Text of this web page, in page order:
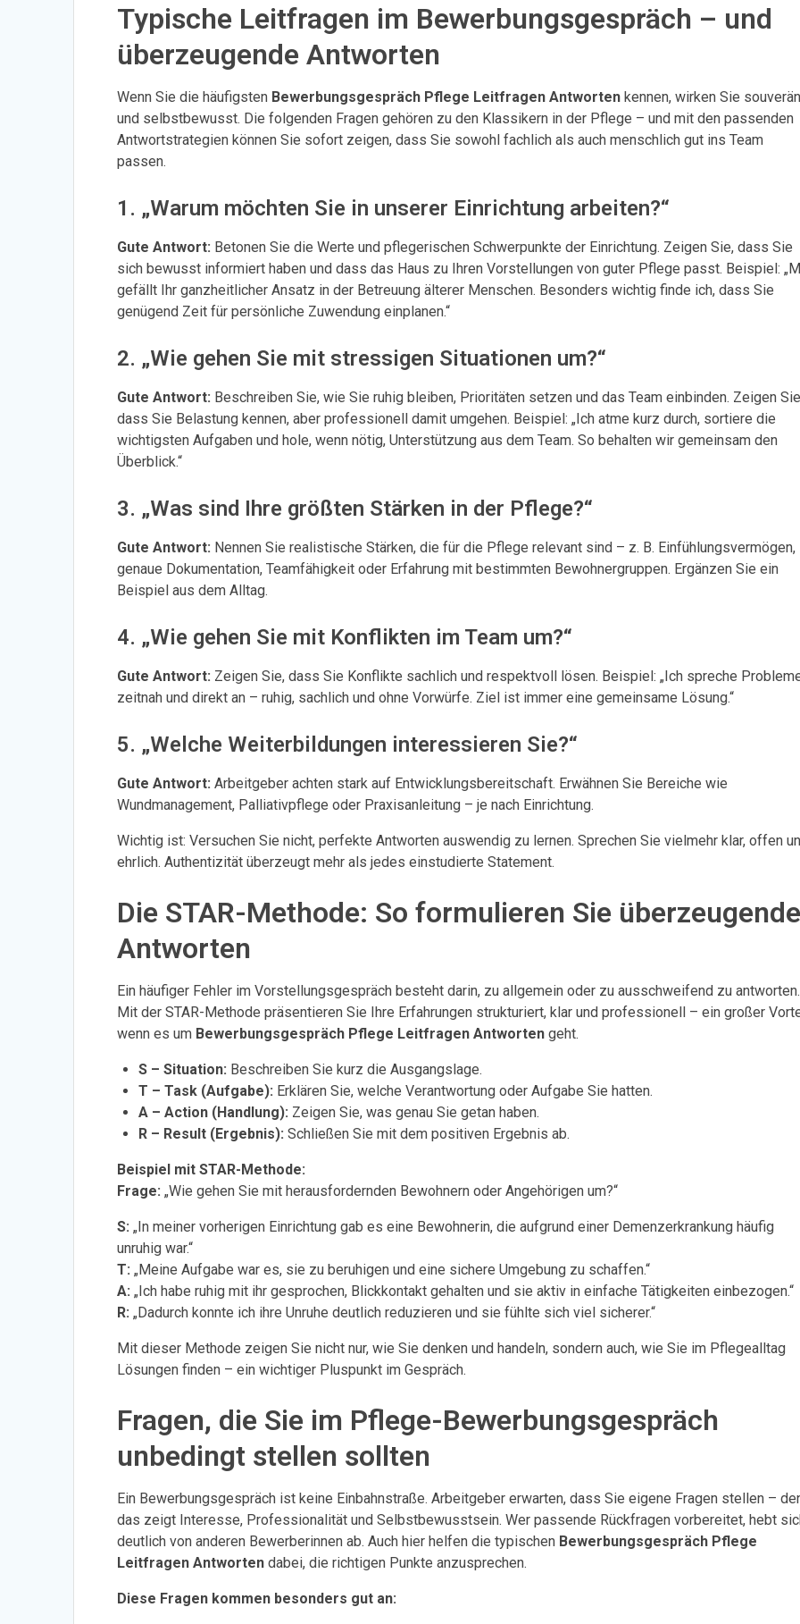
Typische Leitfragen im Bewerbungsgespräch – und
überzeugende Antworten
Wenn Sie die häufigsten Bewerbungsgespräch Pflege Leitfragen Antworten kennen, wirken Sie
und selbstbewusst. Die folgenden Fragen gehören zu den Klassikern in der Pflege – und mit den passenden
Antwortstrategien können Sie sofort zeigen, dass Sie sowohl fachlich als auch menschlich gut ins Team
passen.
1. „Warum möchten Sie in unserer Einrichtung arbeiten?“
Gute Antwort: Betonen Sie die Werte und pflegerischen Schwerpunkte der Einrichtung. Zeigen Sie, dass Sie
sich bewusst informiert haben und dass das Haus zu Ihren Vorstellungen von guter Pflege passt. Beispiel:
gefällt Ihr ganzheitlicher Ansatz in der Betreuung älterer Menschen. Besonders wichtig finde ich, dass Sie
genügend Zeit für persönliche Zuwendung einplanen.“
2. „Wie gehen Sie mit stressigen Situationen um?“
Gute Antwort: Beschreiben Sie, wie Sie ruhig bleiben, Prioritäten setzen und das Team einbinden. Zeigen
dass Sie Belastung kennen, aber professionell damit umgehen. Beispiel: „Ich atme kurz durch, sortiere die
wichtigsten Aufgaben und hole, wenn nötig, Unterstützung aus dem Team. So behalten wir gemeinsam den
Überblick.“
3. „Was sind Ihre größten Stärken in der Pflege?“
Gute Antwort: Nennen Sie realistische Stärken, die für die Pflege relevant sind – z. B. Einfühlungsvermögen,
genaue Dokumentation, Teamfähigkeit oder Erfahrung mit bestimmten Bewohnergruppen. Ergänzen Sie ein
Beispiel aus dem Alltag.
4. „Wie gehen Sie mit Konflikten im Team um?“
Gute Antwort: Zeigen Sie, dass Sie Konflikte sachlich und respektvoll lösen. Beispiel: „Ich spreche
zeitnah und direkt an – ruhig, sachlich und ohne Vorwürfe. Ziel ist immer eine gemeinsame Lösung.“
5. „Welche Weiterbildungen interessieren Sie?“
Gute Antwort: Arbeitgeber achten stark auf Entwicklungsbereitschaft. Erwähnen Sie Bereiche wie
Wundmanagement, Palliativpflege oder Praxisanleitung – je nach Einrichtung.
Wichtig ist: Versuchen Sie nicht, perfekte Antworten auswendig zu lernen. Sprechen Sie vielmehr klar, offen
ehrlich. Authentizität überzeugt mehr als jedes einstudierte Statement.
Die STAR-Methode: So formulieren Sie
Antworten
Ein häufiger Fehler im Vorstellungsgespräch besteht darin, zu allgemein oder zu ausschweifend zu antworten.
Mit der STAR-Methode präsentieren Sie Ihre Erfahrungen strukturiert, klar und professionell – ein großer
wenn es um Bewerbungsgespräch Pflege Leitfragen Antworten geht.
S – Situation: Beschreiben Sie kurz die Ausgangslage.
T – Task (Aufgabe): Erklären Sie, welche Verantwortung oder Aufgabe Sie hatten.
A – Action (Handlung): Zeigen Sie, was genau Sie getan haben.
R – Result (Ergebnis): Schließen Sie mit dem positiven Ergebnis ab.
Beispiel mit STAR-Methode:
Frage: „Wie gehen Sie mit herausfordernden Bewohnern oder Angehörigen um?“
S: „In meiner vorherigen Einrichtung gab es eine Bewohnerin, die aufgrund einer Demenzerkrankung häufig
unruhig war.“
T: „Meine Aufgabe war es, sie zu beruhigen und eine sichere Umgebung zu schaffen.“
A: „Ich habe ruhig mit ihr gesprochen, Blickkontakt gehalten und sie aktiv in einfache Tätigkeiten einbezogen.“
R: „Dadurch konnte ich ihre Unruhe deutlich reduzieren und sie fühlte sich viel sicherer.“
Mit dieser Methode zeigen Sie nicht nur, wie Sie denken und handeln, sondern auch, wie Sie im Pflegealltag
Lösungen finden – ein wichtiger Pluspunkt im Gespräch.
Fragen, die Sie im Pflege-Bewerbungsgespräch
unbedingt stellen sollten
Ein Bewerbungsgespräch ist keine Einbahnstraße. Arbeitgeber erwarten, dass Sie eigene Fragen stellen –
das zeigt Interesse, Professionalität und Selbstbewusstsein. Wer passende Rückfragen vorbereitet, hebt
deutlich von anderen Bewerberinnen ab. Auch hier helfen die typischen Bewerbungsgespräch Pflege
Leitfragen Antworten dabei, die richtigen Punkte anzusprechen.
Diese Fragen kommen besonders gut an: